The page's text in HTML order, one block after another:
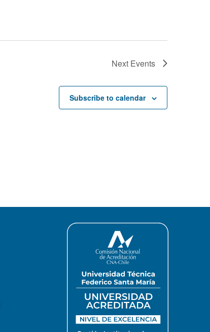
Next Events
Subscribe to calendar